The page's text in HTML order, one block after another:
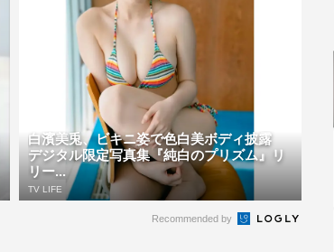
白濱美兎、ビキニ姿で色白美ボディ披露
デジタル限定写真集『純白のプリズム』リ
リー...
TV LIFE
Recommended by